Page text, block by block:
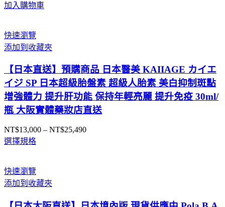
加入購物車
快速瀏覽
添加到收藏夾
【日本直送】預購商品 日本醫美 KAIIAGE カイエ
イジ SP 日本超級胎盤素 超級人胎素 美白抑制斑點
增強體力 提升肝功能 保持年輕亮麗 提升免疫 30ml/
瓶 大阪實體藥妝店直送
NT$13,000 – NT$25,490價
選擇規格
快速瀏覽
添加到收藏夾